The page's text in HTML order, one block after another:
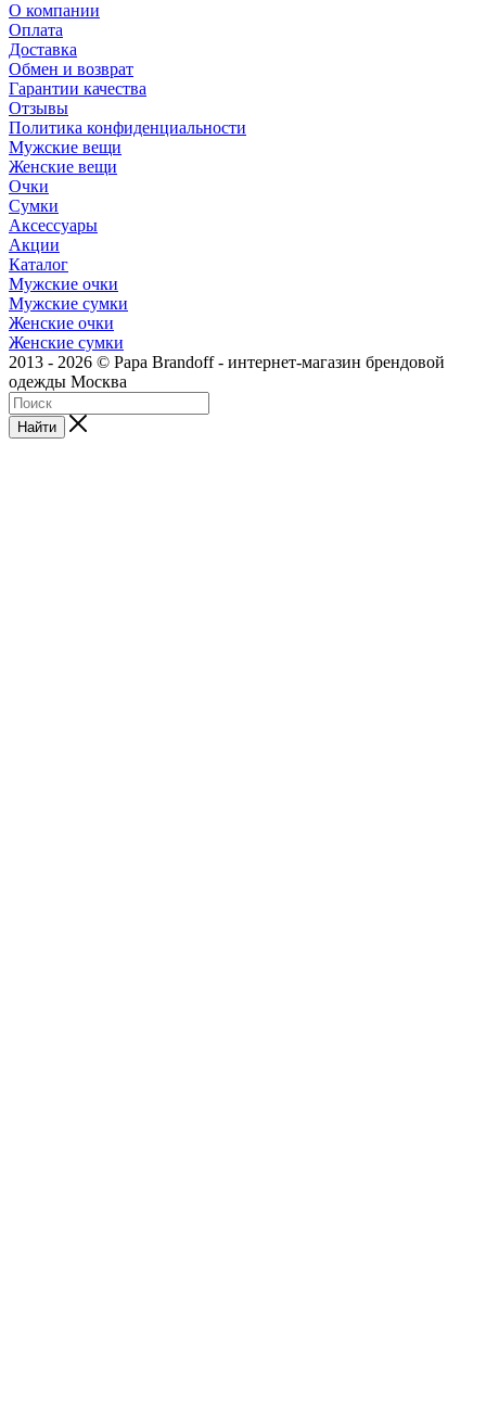
О компании
Оплата
Доставка
Обмен и возврат
Гарантии качества
Отзывы
Политика конфиденциальности
Мужские вещи
Женские вещи
Очки
Сумки
Аксессуары
Акции
Каталог
Мужские очки
Мужские сумки
Женские очки
Женские сумки
2013 - 2026 © Papa Brandoff - интернет-магазин брендовой
одежды Москва
Найти